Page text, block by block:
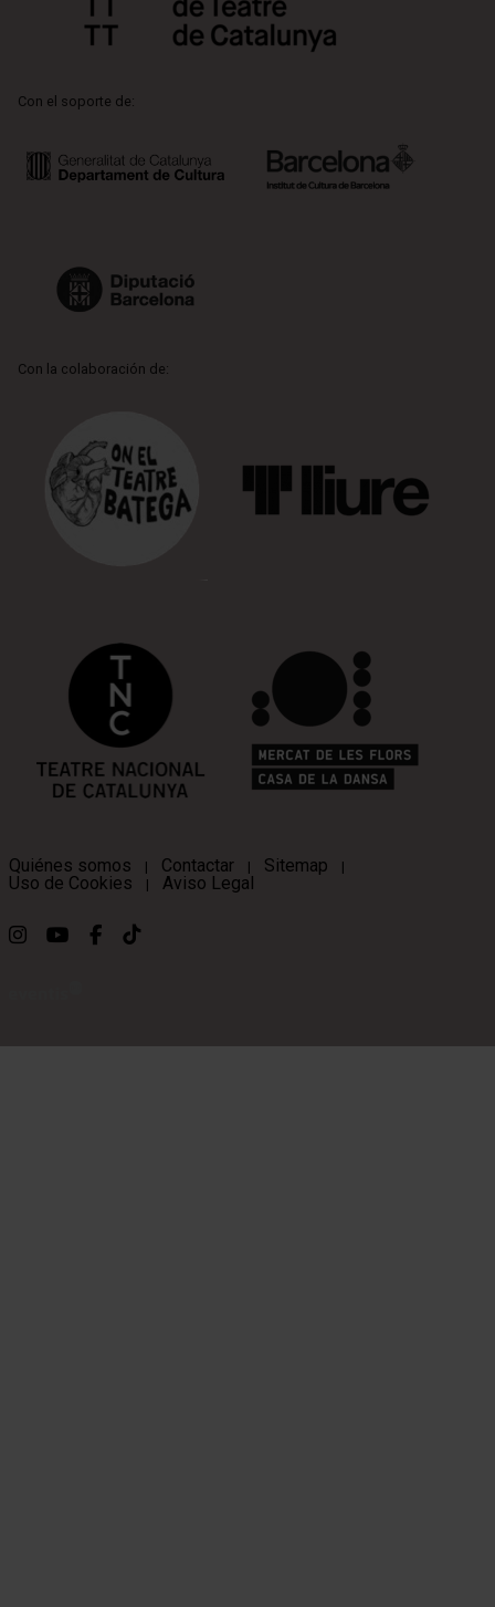
Con el soporte de:
Con la colaboración de:
Quiénes somos | Contactar | Sitemap |
Uso de Cookies | Aviso Legal
Link a instagram
Link a youtube
Link a facebook
Link a ticktok